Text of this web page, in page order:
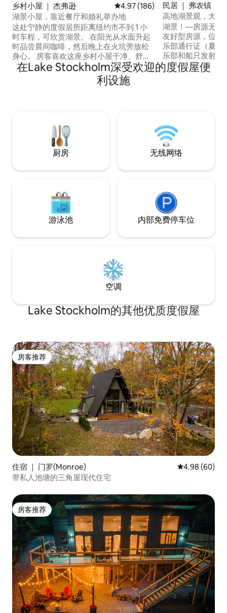
乡村小屋 ｜ 杰弗逊 平均评分 4.97 分（满分 5 分），
4.97 (186)
湖景小屋，靠近餐厅和婚礼举办地
这处宁静的度假居所距离纽约市不到 1 小
时车程，可欣赏湖景。 在阳光从水面升起
时品尝晨间咖啡，然后晚上在火坑旁放松
身心。 房客喜欢这座乡村小屋干净、舒
适、用品齐全、贴心周到。 房源对面就是
码头——带上您的船来玩吧！5分钟即可到
达类似海滩的游泳场所、水上运动场所和
中心（Rockaway Mall）；35分钟即可到达
山溪（Mountain Creek）；40分钟即可到
达大都会人寿保险公司球场（MetLife，
民居 ｜ 弗农镇
高地湖景观，大
聚，弗农
湖景！—房源无法
友好型房源，位于宁
乐部通行证（夏季
乐部和船只发射
即可到达俱乐部码
⭐ 125+五星评价 ☕咖啡和早餐零食 🎲 桌游
庄、水晶泉 25分
乐高乐园和JH/WF
在Lake Stockholm深受欢迎的度假屋便
利设施
厨房 无线网络
游泳池 内部免费停车位
空调
Lake Stockholm的其他优质度假屋
房客推荐
房客推荐
住宿 ｜ 门罗(Monroe) 平均评分 4.98
4.98 (60)
带私人池塘的三角屋现代住宅
房客推荐
房客推荐